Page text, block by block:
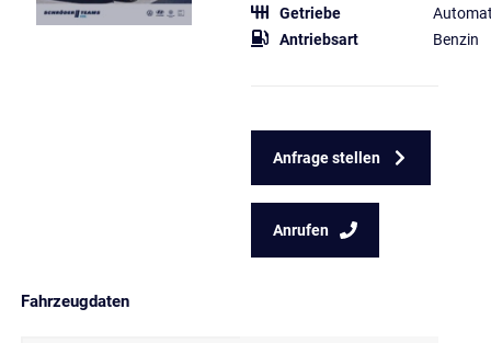
Getriebe
Antriebsart
Benzin
Anfrage stellen
Anrufen
Fahrzeugdaten